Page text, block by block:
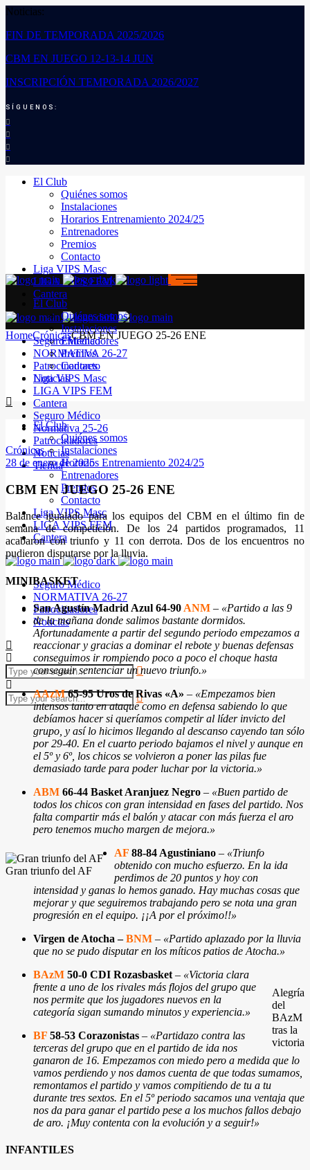
Noticias:
FIN DE TEMPORADA 2025/2026
CBM EN JUEGO 12-13-14 JUN
INSCRIPCIÓN TEMPORADA 2026/2027
SÍGUENOS:
El Club
Quiénes somos
Instalaciones
Horarios Entrenamiento 2024/25
Entrenadores
Premios
Contacto
Liga VIPS Masc
LIGA VIPS FEM
Cantera
Seguro Médico
NORMATIVA 26-27
Patrocinadores
Noticias
El Club
Quiénes somos
Instalaciones
Horarios Entrenamiento 2024/25
Entrenadores
Premios
Contacto
Liga VIPS Masc
LIGA VIPS FEM
Cantera
Seguro Médico
NORMATIVA 26-27
Patrocinadores
Noticias
El Club
Quiénes somos
Instalaciones
Entrenadores
Premios
Contacto
Liga VIPS Masc
LIGA VIPS FEM
Cantera
Seguro Médico
Normativa 25-26
Patrocinadores
Noticias
Tienda
HomeCrónicasCBM EN JUEGO 25-26 ENE
Crónicas
28 de enero de 2025
CBM EN JUEGO 25-26 ENE
Balance igualado para los equipos del CBM en el último fin de
semana de competición. De los 24 partidos programados, 11
acabaron con triunfo y 11 con derrota. Dos de los encuentros no
pudieron disputarse por la lluvia.
MINIBASKET
San Agustín Madrid Azul 64-90 ANM – «Partido a las 9
de la mañana donde salimos bastante dormidos.
Afortunadamente a partir del segundo periodo empezamos a
reaccionar y gracias a dominar el rebote y buenas defensas
conseguimos ir rompiendo poco a poco el choque hasta
conseguir sentenciar un nuevo triunfo.»
AAzM65-95 Uros de Rivas «A» – «Empezamos bien
intensos tanto en ataque como en defensa sabiendo lo que
debíamos hacer si queríamos competir al líder invicto del
grupo, y así lo hicimos llegando al descanso cayendo tan sólo
por 29-40. En el cuarto periodo bajamos el nivel y aunque en
el 5º y 6º, los chicos se volvieron a poner las pilas fue
demasiado tarde para poder luchar por la victoria.»
ABM 66-44 Basket Aranjuez Negro – «Buen partido de
todos los chicos con gran intensidad en fases del partido. Nos
falta compartir más el balón y atacar con más fuerza el aro
pero tenemos mucho margen de mejora.»
Gran triunfo del AF
AF 88-84 Agustiniano – «Triunfo
obtenido con mucho esfuerzo. En la ida
perdimos de 20 puntos y hoy con
intensidad y ganas lo hemos ganado. Hay muchas cosas que
mejorar y que seguiremos trabajando pero se nota una gran
progresión en el equipo. ¡¡A por el próximo!!»
Virgen de Atocha –BNM – «Partido aplazado por la lluvia
que no se pudo disputar en los míticos patios de Atocha.»
Alegría
del
BAzM
tras la
victoria
BAzM 50-0 CDI Rozasbasket – «Victoria clara
frente a uno de los rivales más flojos del grupo que
nos permite que los jugadores nuevos en la
categoría sigan sumando minutos y experiencia.»
BF 58-53 Corazonistas – «Partidazo contra las
terceras del grupo que en el partido de ida nos
ganaron de 16. Empezamos con miedo pero a medida que lo
vamos perdiendo y nos damos cuenta de que todas sumamos,
remontamos el partido y vamos compitiendo de tu a tu
durante tres sextos. En el 5º periodo sacamos una ventaja que
nos da para ganar el partido pese a los muchos fallos debajo
de aro. ¡Muy contenta con la evolución y a seguir!»
INFANTILES